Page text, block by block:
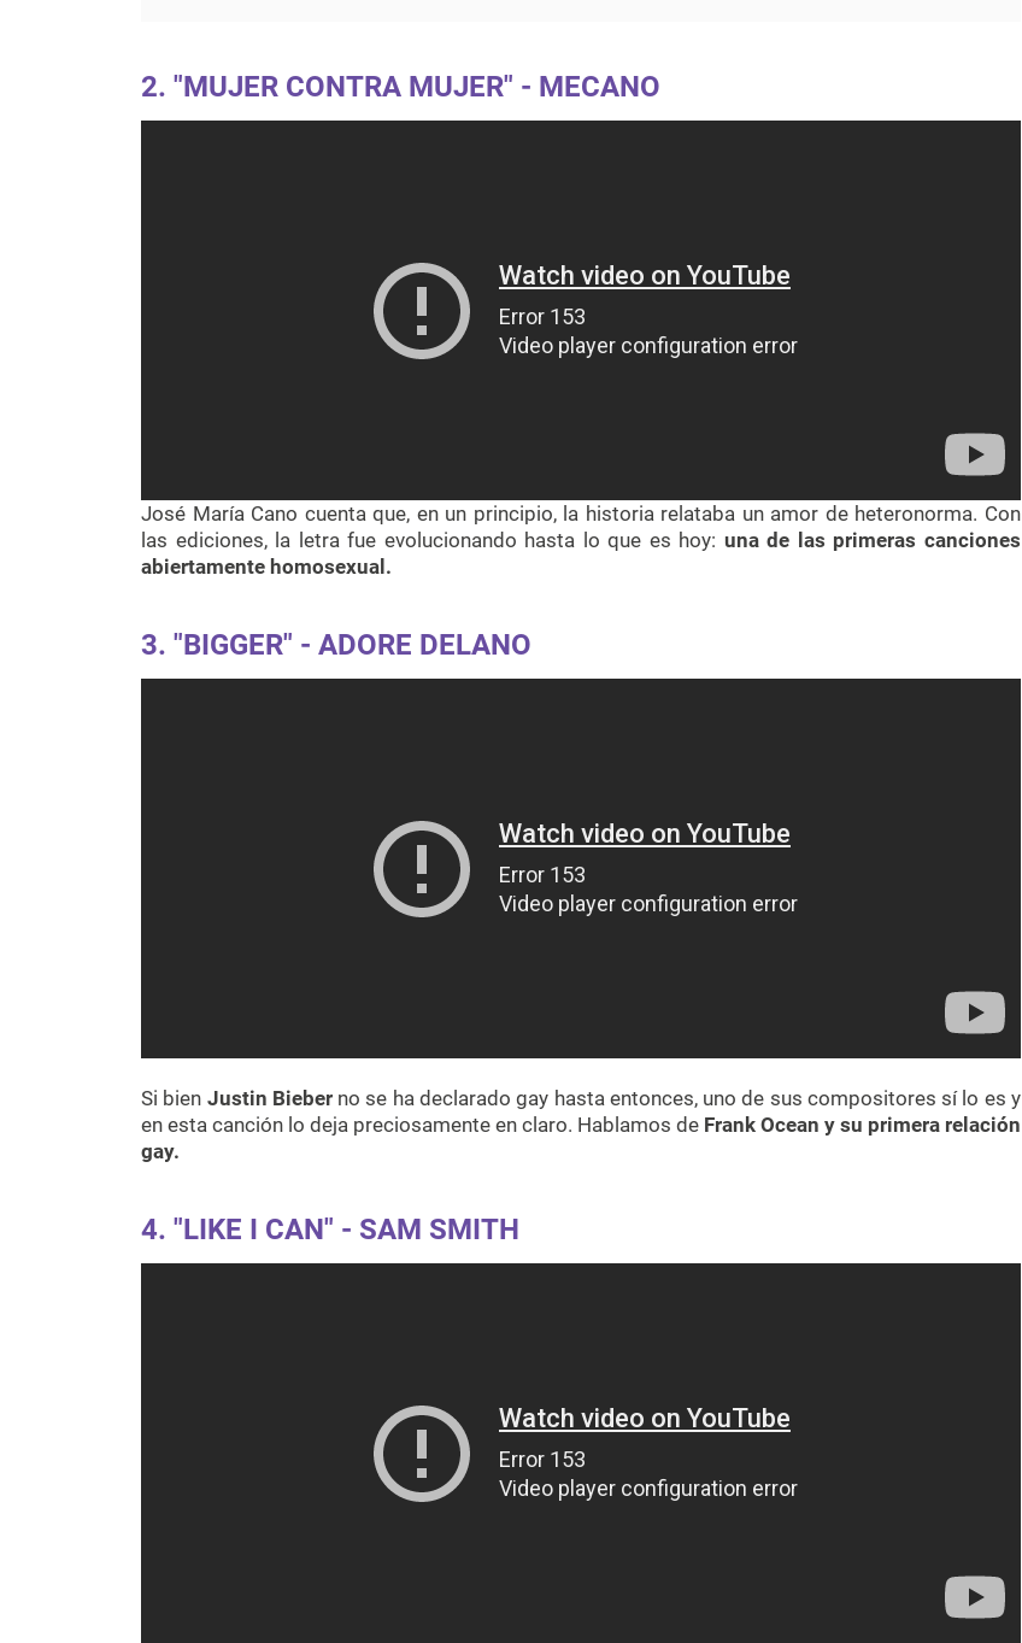
2. "MUJER CONTRA MUJER" - MECANO
José María Cano cuenta que, en un principio, la historia relataba un amor de heteronorma. Con
las ediciones, la letra fue evolucionando hasta lo que es hoy: una de las primeras canciones
abiertamente homosexual.
3. "BIGGER" - ADORE DELANO
Si bien Justin Bieberno se ha declarado gay hasta entonces, uno de sus compositores sí lo es y
en esta canción lo deja preciosamente en claro. Hablamos de Frank Ocean y su primera relación
gay.
4. "LIKE I CAN" - SAM SMITH